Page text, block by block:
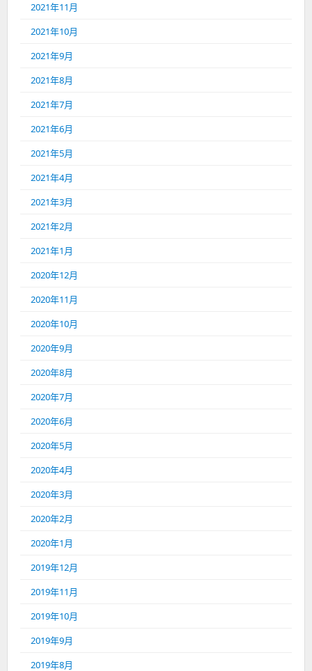
2021年11月
2021年10月
2021年9月
2021年8月
2021年7月
2021年6月
2021年5月
2021年4月
2021年3月
2021年2月
2021年1月
2020年12月
2020年11月
2020年10月
2020年9月
2020年8月
2020年7月
2020年6月
2020年5月
2020年4月
2020年3月
2020年2月
2020年1月
2019年12月
2019年11月
2019年10月
2019年9月
2019年8月